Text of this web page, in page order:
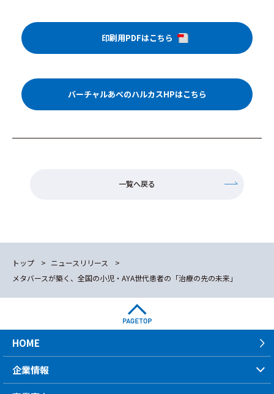
印刷用PDFはこちら
バーチャルあべのハルカスHPはこちら
一覧へ戻る
トップ
ニュースリリース
メタバースが築く、全国の小児・AYA世代患者の「治療の先の未来」
HOME
企業情報